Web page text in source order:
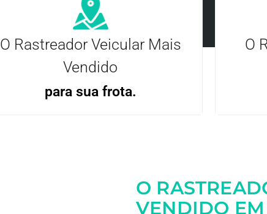
O Rastreador Veicular Mais
Vendido
para sua frota.
O
O
VENDIDO